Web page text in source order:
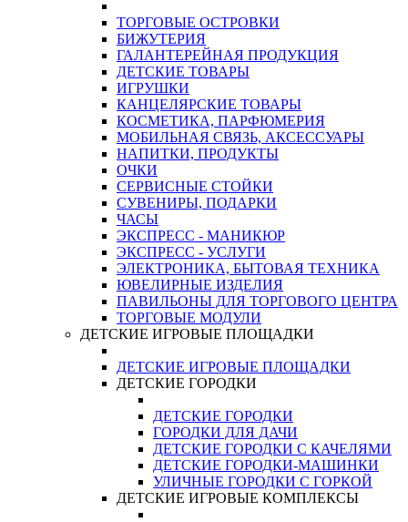
ТОРГОВЫЕ ОСТРОВКИ
БИЖУТЕРИЯ
ГАЛАНТЕРЕЙНАЯ ПРОДУКЦИЯ
ДЕТСКИЕ ТОВАРЫ
ИГРУШКИ
КАНЦЕЛЯРСКИЕ ТОВАРЫ
КОСМЕТИКА, ПАРФЮМЕРИЯ
МОБИЛЬНАЯ СВЯЗЬ, АКСЕССУАРЫ
НАПИТКИ, ПРОДУКТЫ
ОЧКИ
СЕРВИСНЫЕ СТОЙКИ
СУВЕНИРЫ, ПОДАРКИ
ЧАСЫ
ЭКСПРЕСС - МАНИКЮР
ЭКСПРЕСС - УСЛУГИ
ЭЛЕКТРОНИКА, БЫТОВАЯ ТЕХНИКА
ЮВЕЛИРНЫЕ ИЗДЕЛИЯ
ПАВИЛЬОНЫ ДЛЯ ТОРГОВОГО ЦЕНТРА
ТОРГОВЫЕ МОДУЛИ
ДЕТСКИЕ ИГРОВЫЕ ПЛОЩАДКИ
ДЕТСКИЕ ИГРОВЫЕ ПЛОЩАДКИ
ДЕТСКИЕ ГОРОДКИ
ДЕТСКИЕ ГОРОДКИ
ГОРОДКИ ДЛЯ ДАЧИ
ДЕТСКИЕ ГОРОДКИ С КАЧЕЛЯМИ
ДЕТСКИЕ ГОРОДКИ-МАШИНКИ
УЛИЧНЫЕ ГОРОДКИ С ГОРКОЙ
ДЕТСКИЕ ИГРОВЫЕ КОМПЛЕКСЫ